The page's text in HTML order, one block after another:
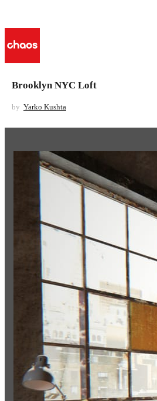
Brooklyn NYC Loft
by Yarko Kushta